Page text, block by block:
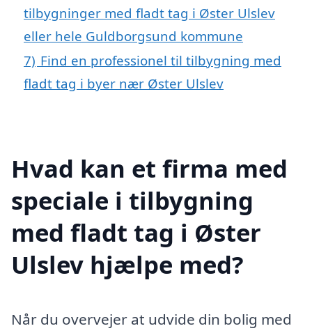
tilbygninger med fladt tag i Øster Ulslev
eller hele Guldborgsund kommune
7) Find en professionel til tilbygning med
fladt tag i byer nær Øster Ulslev
Hvad kan et firma med
speciale i tilbygning
med fladt tag i Øster
Ulslev hjælpe med?
Når du overvejer at udvide din bolig med